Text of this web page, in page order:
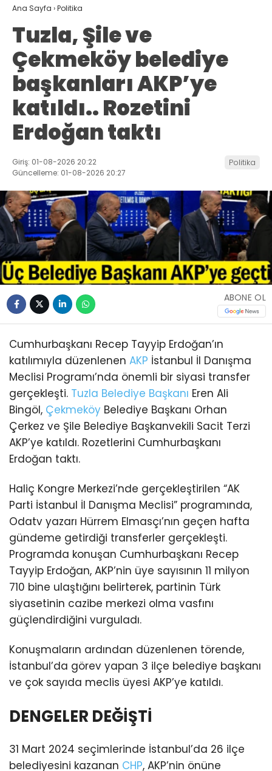
Ana Sayfa ›Politika
Tuzla, Şile ve
Çekmeköy belediye
başkanları AKP’ye
katıldı.. Rozetini
Erdoğan taktı
Giriş: 01-08-2026 20:22
Güncelleme: 01-08-2026 20:27
Politika
ABONE OL
Cumhurbaşkanı Recep Tayyip Erdoğan’ın
katılımıyla düzenlenen AKP İstanbul İl Danışma
Meclisi Programı’nda önemli bir siyasi transfer
gerçekleşti. Tuzla Belediye Başkanı Eren Ali
Bingöl, Çekmeköy Belediye Başkanı Orhan
Çerkez ve Şile Belediye Başkanvekili Sacit Terzi
AKP’ye katıldı. Rozetlerini Cumhurbaşkanı
Erdoğan taktı.
Haliç Kongre Merkezi’nde gerçekleştirilen “AK
Parti İstanbul İl Danışma Meclisi” programında,
Odatv yazarı Hürrem Elmasçı’nın geçen hafta
gündeme getirdiği transferler gerçekleşti.
Programda konuşan Cumhurbaşkanı Recep
Tayyip Erdoğan, AKP’nin üye sayısının 11 milyon
710 bine ulaştığını belirterek, partinin Türk
siyasetinin cazibe merkezi olma vasfını
güçlendirdiğini vurguladı.
Konuşmaların ardından düzenlenen törende,
İstanbul’da görev yapan 3 ilçe belediye başkanı
ve çok sayıda meclis üyesi AKP’ye katıldı.
DENGELER DEĞİŞTİ
31 Mart 2024 seçimlerinde İstanbul’da 26 ilçe
belediyesini kazanan CHP, AKP’nin önüne